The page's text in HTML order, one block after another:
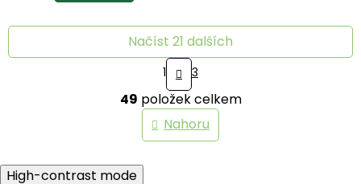
O
v
l
á
Načíst 21 dalších
S
t
r
á
n
k
o
1 3
49 položek celkem
Nahoru
High-contrast mode